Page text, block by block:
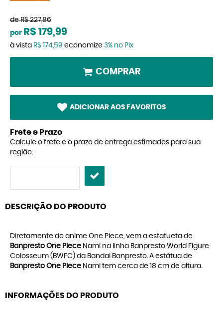
de R$ 227,86
por R$ 179,99
à vista R$ 174,59 economize 3% no Pix
COMPRAR
ADICIONAR AOS FAVORITOS
Frete e Prazo
Calcule o frete e o prazo de entrega estimados para sua
região:
DESCRIÇÃO DO PRODUTO
Diretamente do anime One Piece, vem a estatueta de
Banpresto One Piece Nami na linha Banpresto World Figure
Colosseum (BWFC) da Bandai Banpresto. A estátua de
Banpresto One Piece Nami tem cerca de 18 cm de altura.
INFORMAÇÕES DO PRODUTO